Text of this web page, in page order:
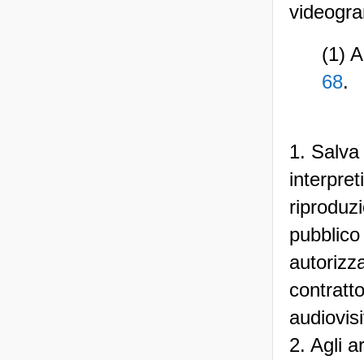
(1)
68.
1.
2. Agli